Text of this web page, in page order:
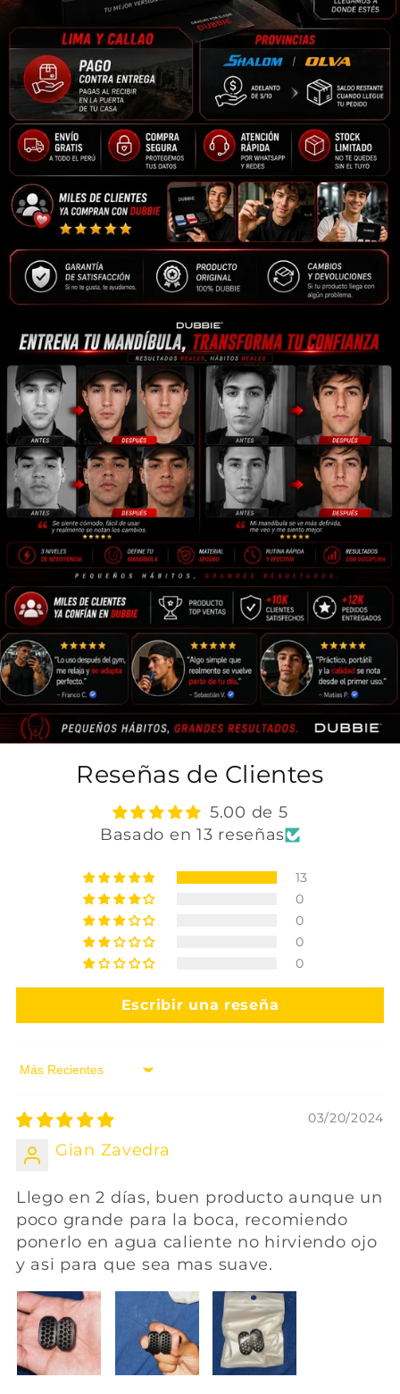
Reseñas de Clientes
5.00 de 5
Basado en 13 reseñas
13
0
0
0
0
Escribir una reseña
Sort by
03/20/2024
Gian Zavedra
Llego en 2 días, buen producto aunque un
poco grande para la boca, recomiendo
ponerlo en agua caliente no hirviendo ojo
y asi para que sea mas suave.